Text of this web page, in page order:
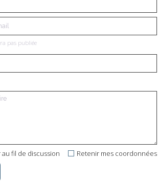
pas publiée
Retenir mes coordonnées
fil de discussion